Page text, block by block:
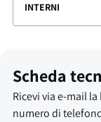
INTERNI
Scheda
Ricevi via e-mail
numero di